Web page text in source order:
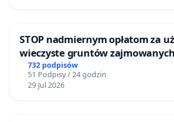
STOP nadmiernym opłatom za
wieczyste gruntów
ogrody działkowe.
732 podpisów
51 Podpisy / 24 godzin
29 Jul 2026